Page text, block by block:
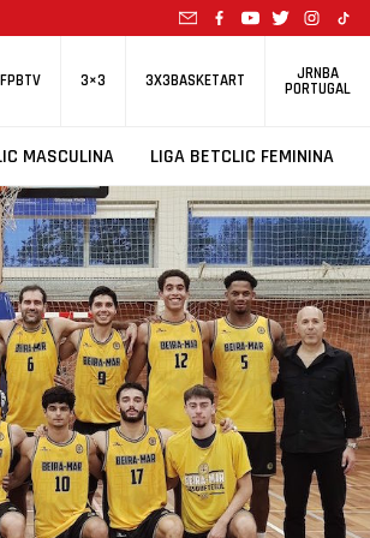
FPBTV 3×3 3X3BASKETART JRNBA
PORTUGAL
MASCULINA LIGA BETCLIC FEMININA